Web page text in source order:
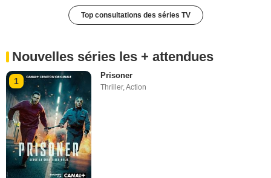
Top consultations des séries TV
Nouvelles séries les + attendues
1
Prisoner
Thriller,Action